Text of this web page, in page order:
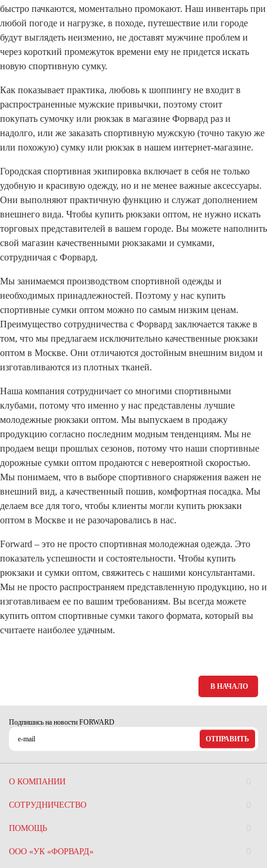
быстро пачкаются, моментально промокают. Наш инвентарь при
любой погоде и нагрузке, в походе, путешествие или городе
будут выглядеть неизменно, не доставят мужчине проблем и
через короткий промежуток времени ему не придется искать
новую спортивную сумку.
Как показывает практика, любовь к шоппингу не входит в
распространенные мужские привычки, поэтому стоит
покупать сумочку или рюкзак в магазине Форвард раз и
надолго, или же заказать спортивную мужскую (точно такую же
или похожую) сумку или рюкзак в нашем интернет-магазине.
Городская спортивная экипировка включает в себя не только
удобную и красивую одежду, но и не менее важные аксессуары.
Они выполняют практичную функцию и служат дополнением
внешнего вида. Чтобы купить рюкзаки оптом, не нужно искать
торговых представителей в вашем городе. Вы можете наполнить
свой магазин качественными рюкзаками и сумками,
сотрудничая с Форвард.
Мы занимаемся производством спортивной одежды и
необходимых принадлежностей. Поэтому у нас купить
спортивные сумки оптом можно по самым низким ценам.
Преимущество сотрудничества с Форвард заключается также в
том, что мы предлагаем исключительно качественные рюкзаки
оптом в Москве. Они отличаются достойным внешним видом и
изготавливаются из плотных тканей.
Наша компания сотрудничает со многими спортивными
клубами, потому что именно у нас представлены лучшие
молодежные рюкзаки оптом. Мы выпускаем в продажу
продукцию согласно последним модным тенденциям. Мы не
продаем вещи прошлых сезонов, потому что наши спортивные
дорожные сумки оптом продаются с невероятной скоростью.
Мы понимаем, что в выборе спортивного снаряжения важен не
внешний вид, а качественный пошив, комфортная посадка. Мы
делаем все для того, чтобы клиенты могли купить рюкзаки
оптом в Москве и не разочаровались в нас.
Forward – это не просто спортивная молодежная одежда. Это
показатель успешности и состоятельности. Чтобы купить
рюкзаки и сумки оптом, свяжитесь с нашими консультантами.
Мы не просто распространяем представленную продукцию, но и
изготавливаем ее по вашим требованиям. Вы всегда можете
купить оптом спортивные сумки такого формата, который вы
считаете наиболее удачным.
В НАЧАЛО
Подпишись на новости FORWARD
ОТПРАВИТЬ
О КОМПАНИИ
СОТРУДНИЧЕСТВО
ПОМОЩЬ
ООО «УК «ФОРВАРД»